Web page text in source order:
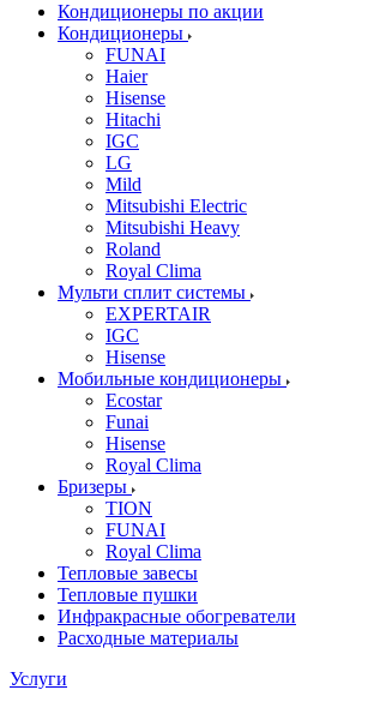
Кондиционеры по акции
Кондиционеры
FUNAI
Haier
Hisense
Hitachi
IGC
LG
Mild
Mitsubishi Electric
Mitsubishi Heavy
Roland
Royal Clima
Мульти сплит системы
EXPERTAIR
IGC
Hisense
Мобильные кондиционеры
Ecostar
Funai
Hisense
Royal Clima
Бризеры
TION
FUNAI
Royal Clima
Тепловые завесы
Тепловые пушки
Инфракрасные обогреватели
Расходные материалы
Услуги